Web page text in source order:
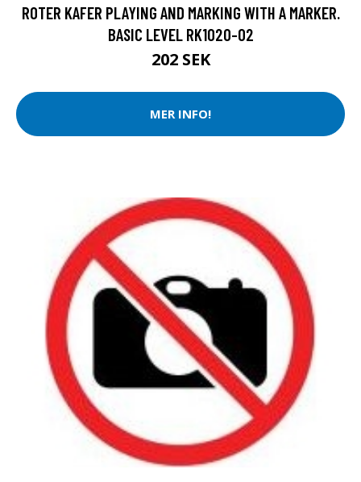
ROTER KAFER PLAYING AND MARKING WITH A MARKER.
BASIC LEVEL RK1020-02
202 SEK
MER INFO!